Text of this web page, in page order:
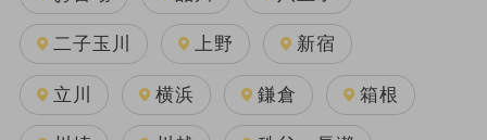
二子玉川 上野 新宿
立川 横浜 鎌倉 箱根